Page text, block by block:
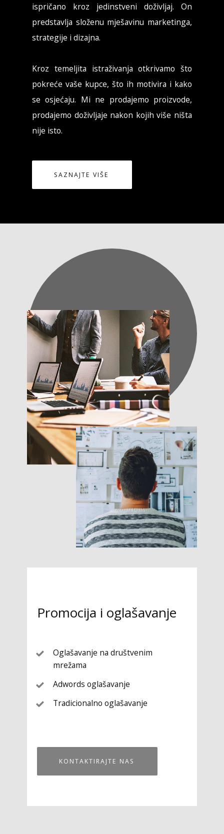
ispričano kroz jedinstveni doživljaj. On
predstavlja složenu mješavinu marketinga,
strategije i dizajna.
Kroz temeljita istraživanja otkrivamo što
pokreće vaše kupce, što ih motivira i kako
se osjećaju. Mi ne prodajemo proizvode,
prodajemo doživljaje nakon kojih više ništa
nije isto.
SAZNAJTE VIŠE
Promocija i oglašavanje
Oglašavanje na društvenim
mrežama
Adwords oglašavanje
Tradicionalno oglašavanje
KONTAKTIRAJTE NAS